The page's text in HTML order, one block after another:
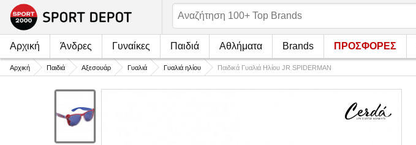
Αρχική Άνδρες Γυναίκες Παιδιά Αθλήματα Brands ΠΡΟΣΦΟΡΕΣ
Αρχική Παιδιά Αξεσουάρ Γυαλιά Γυαλιά ηλίου Παιδικά Γυαλιά Ηλίου JR SPIDERMAN